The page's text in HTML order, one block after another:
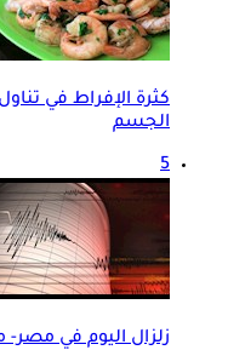
كثرة الإفراط في
الجسم
5
زلزال اليوم في